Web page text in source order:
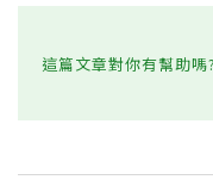
這篇文章對你有幫助嗎?